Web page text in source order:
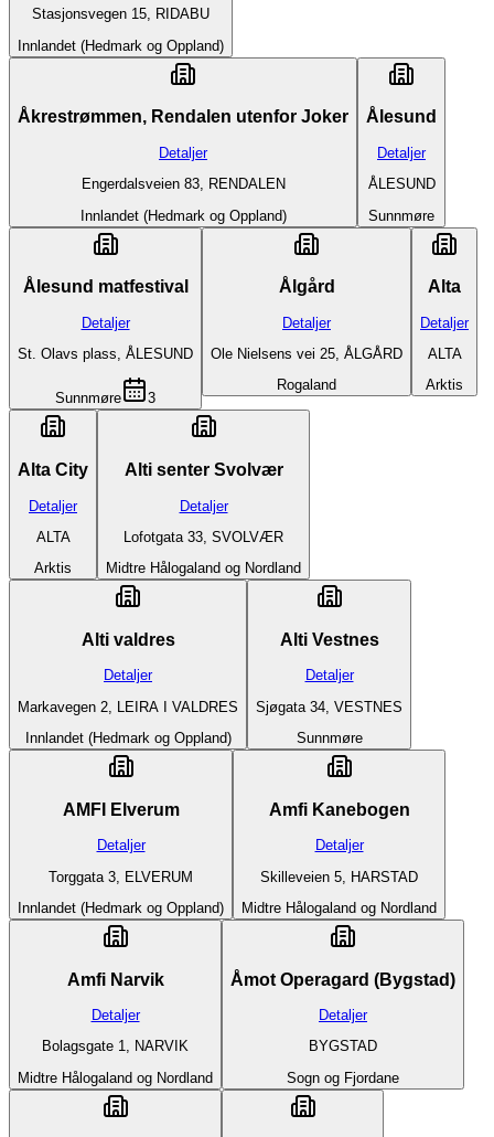
Stasjonsvegen 15, RIDABU
Innlandet (Hedmark og Oppland)
Åkrestrømmen, Rendalen utenfor Joker
Detaljer
Engerdalsveien 83, RENDALEN
Innlandet (Hedmark og Oppland)
Ålesund
Detaljer
ÅLESUND
Sunnmøre
Ålesund matfestival
Detaljer
St. Olavs plass, ÅLESUND
Sunnmøre 3
Ålgård
Detaljer
Ole Nielsens vei 25, ÅLGÅRD
Rogaland
Alta
Detaljer
ALTA
Arktis
Alta City
Detaljer
ALTA
Arktis
Alti senter Svolvær
Detaljer
Lofotgata 33, SVOLVÆR
Midtre Hålogaland og Nordland
Alti valdres
Detaljer
Markavegen 2, LEIRA I VALDRES
Innlandet (Hedmark og Oppland)
Alti Vestnes
Detaljer
Sjøgata 34, VESTNES
Sunnmøre
AMFI Elverum
Detaljer
Torggata 3, ELVERUM
Innlandet (Hedmark og Oppland)
Amfi Kanebogen
Detaljer
Skilleveien 5, HARSTAD
Midtre Hålogaland og Nordland
Amfi Narvik
Detaljer
Bolagsgate 1, NARVIK
Midtre Hålogaland og Nordland
Åmot Operagard (Bygstad)
Detaljer
BYGSTAD
Sogn og Fjordane